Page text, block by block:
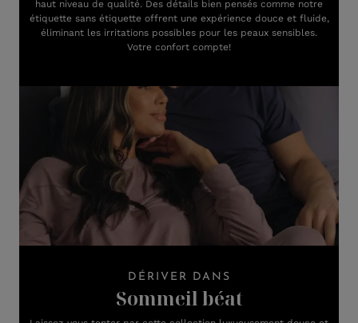
haut niveau de qualité. Des détails bien pensés comme notre
étiquette sans étiquette offrent une expérience douce et fluide,
éliminant les irritations possibles pour les peaux sensibles.
Votre confort compte!
DÉRIVER DANS
Sommeil béat